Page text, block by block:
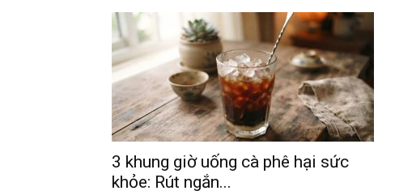
3 khung giờ uống cà phê hại sức
khỏe: Rút ngắn...